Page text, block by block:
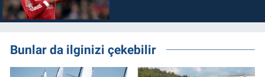
Bunlar da ilginizi çekebilir